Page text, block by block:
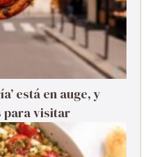
está en auge, y
para visitar